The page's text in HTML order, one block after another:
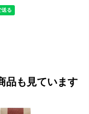
品も見ています